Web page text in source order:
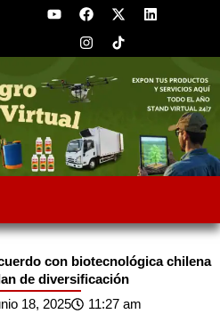
Y
o
b
e
F
a
c
e
o
o
k
X
-
t
w
t
L
i
d
n
I
n
s
t
g
r
a
con biotecnológica chilena
de diversificación
18, 2025 11:27 am